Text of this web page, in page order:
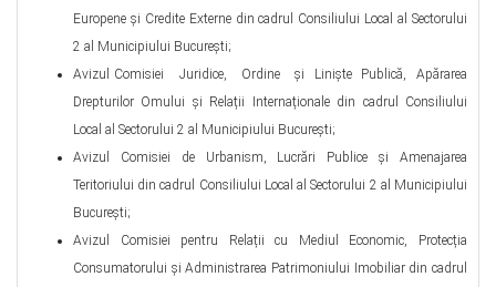
Europene și Credite Externe din cadrul Consiliului Local al Sectorului
2 al Municipiului București;
Avizul Comisiei Juridice, Ordine și Liniște Publică, Apărarea
Drepturilor Omului și Relații Internaționale din cadrul Consiliului
Local al Sectorului 2 al Municipiului București;
Avizul Comisiei de Urbanism, Lucrări Publice și Amenajarea
Teritoriului din cadrul Consiliului Local al Sectorului 2 al Municipiului
București;
Avizul Comisiei pentru Relații cu Mediul Economic, Protecția
Consumatorului și Administrarea Patrimoniului Imobiliar din cadrul